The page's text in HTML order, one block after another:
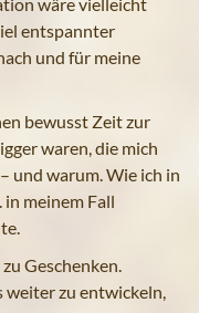
entspannter
und für meine
bewusst Zeit zur
waren, die mich
und warum. Wie ich in
meinem Fall
Geschenken.
weiter zu entwickeln,